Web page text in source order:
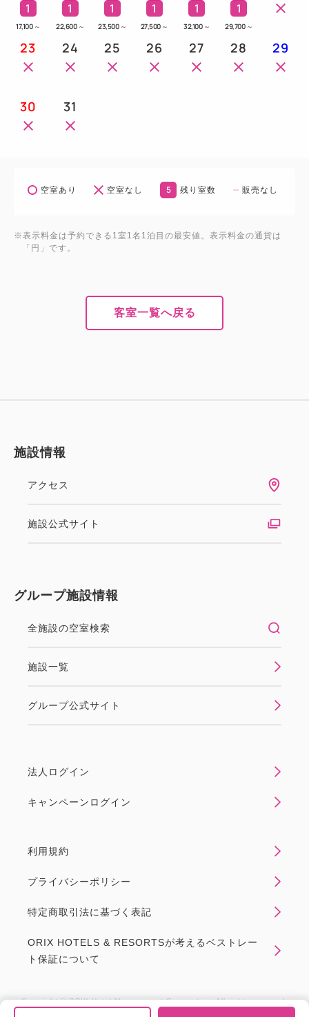
1
17,100 ～
1
22,600 ～
1
23,500 ～
1
27,500 ～
1
32,100 ～
1
29,700 ～
23 24 25 26 27 28 29
30 31
空室あり 空室なし 5 残り室数 販売なし
※表示料金は予約できる1室1名1泊目の最安値。表示料金の通貨は
「円」です。
客室一覧へ戻る
施設情報
アクセス
施設公式サイト
グループ施設情報
全施設の空室検索
施設一覧
グループ公式サイト
法人ログイン
キャンペーンログイン
利用規約
プライバシーポリシー
特定商取引法に基づく表記
ORIX HOTELS & RESORTSが考えるベストレー
ト保証について
Copyright © ORIX Hotel Management Corporation. All rights reserved.